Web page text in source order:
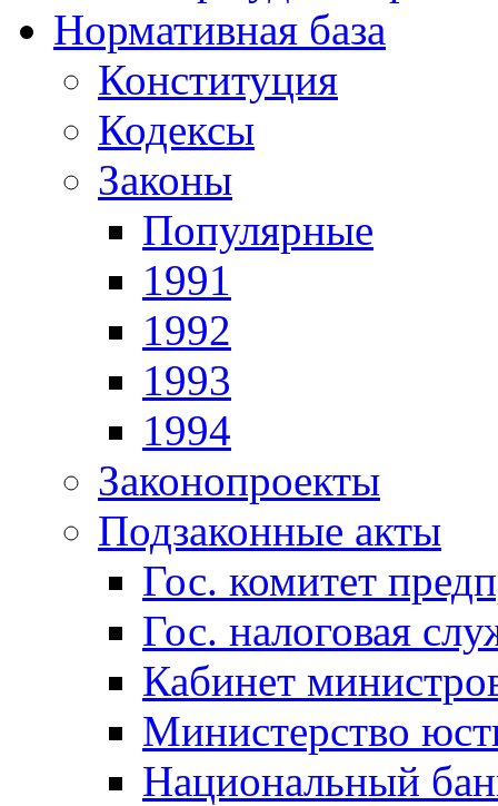
Нормативная база
Конституция
Кодексы
Законы
Популярные
1991
1992
1993
1994
Законопроекты
Подзаконные акты
Гос. комитет
Гос. налоговая
Кабинет
Министерство
Национальный